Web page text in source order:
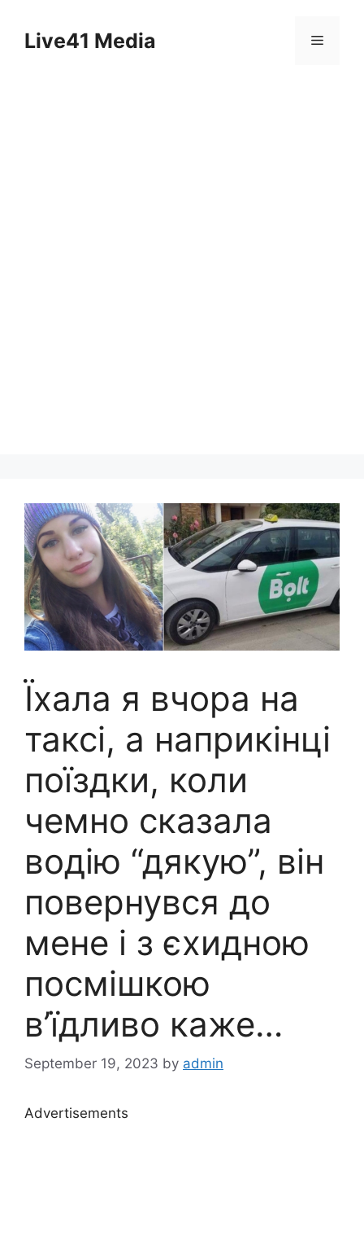
contentLive41 Media Menu
Їхала я вчора на
таксі, а наприкінці
поїздки, коли
чемно сказала
водію “дякую”, він
повернувся до
мене і з єхидною
посмішкою
в’їдливо каже…
September 19, 2023 by admin
Advertisements